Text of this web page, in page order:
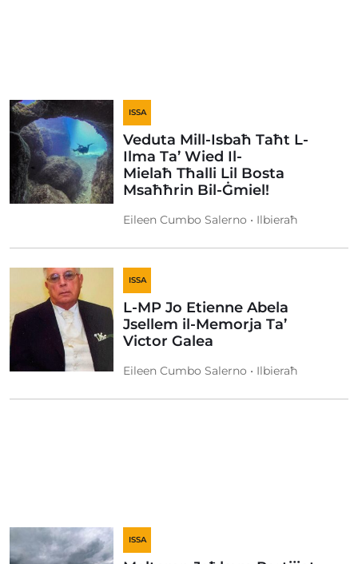
ISSA
Veduta Mill-Isbaħ Taħt L-
Ilma Ta’ Wied Il-
Mielaħ Tħalli Lil Bosta
Msaħħrin Bil-Ġmiel!
Eileen Cumbo Salerno • Ilbieraħ
ISSA
L-MP Jo Etienne Abela
Jsellem il-Memorja Ta’
Victor Galea
Eileen Cumbo Salerno • Ilbieraħ
ISSA